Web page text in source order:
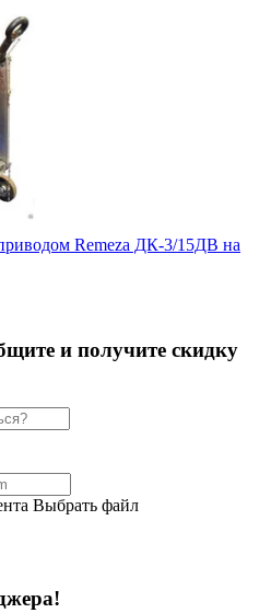
Remeza ДК-3/15ДВ на
и получите скидку
Выбрать файл